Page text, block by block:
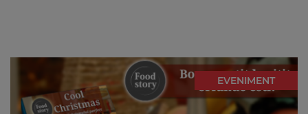
EVENIMENT